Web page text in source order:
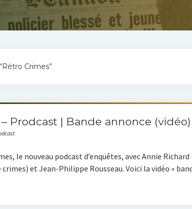
Crimes”
Prodcast | Bande annonce (vidéo)
le nouveau podcast d’enquêtes, avec Annie Richard
crimes) et Jean-Philippe Rousseau. Voici la vidéo «